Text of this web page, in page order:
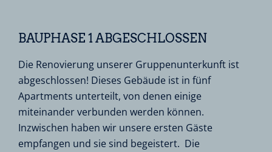
BAUPHASE 1 ABGESCHLOSSEN
Die Renovierung unserer Gruppenunterkunft ist
abgeschlossen! Dieses Gebäude ist in fünf
Apartments unterteilt, von denen einige
miteinander verbunden werden können.
Inzwischen haben wir unsere ersten Gäste
empfangen und sie sind begeistert. Die